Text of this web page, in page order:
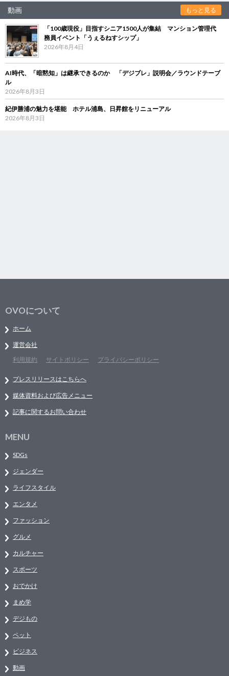
動画 もっと見る
「100歳現役」目指すシニア1500人が集結 マンション管理代
務員イベント「うぇるねすシップ」
2026年8月4日
AI時代、「暗黙知」は継承できるのか 「デジブレ」説明会／ラウンドテーブ
ル
2026年8月3日
紀伊勝浦の魅力を堪能 ホテル浦島、日昇館をリニューアル
2026年8月3日
OVOについて
ホーム
運営会社
利用規約
サイトポリシー プライバシーポリシー
プレスリリースはこちらへ
媒体資料および広告メニュー
記事に関するお問い合わせ
MENU
SDGs
ジェンダー
ライフスタイル
エンタメ
ファッション
グルメ
カルチャー
スポーツ
おでかけ
まめ学
デジもの
ペット
ビジネス
動画